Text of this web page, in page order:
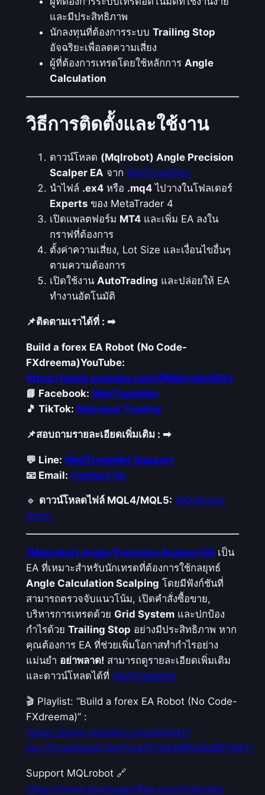
ข้
-
ง
แ
ม่
น
ยำ
ชิ้
และมีประสิทธิภาพ
นักลงทุนที่ต้องการระบบ Trailing Stop
อัจฉริยะเพื่อลดความเสี่ยง
ผู้ที่ต้องการเทรดโดยใช้หลักการ Angle
Calculation
วิธีการติดตั้งและใช้งาน
ดาวน์โหลด (Mqlrobot) Angle Precision
Scalper EA จาก WellTradeNet
นำไฟล์ .ex4หรือ .mq4ไปวางในโฟลเดอร์
Expertsของ MetaTrader 4
เปิดแพลตฟอร์ม MT4และเพิ่ม EA ลงใน
กราฟที่ต้องการ
ตั้งค่าความเสี่ยง, Lot Size และเงื่อนไขอื่นๆ
ตามความต้องการ
เปิดใช้งาน AutoTrading และปล่อยให้ EA
ทำงานอัตโนมัติ
📌ติดตามเราได้ที่ : ➡
Build a forex EA Robot (No Code-
FXdreema)YouTube:
https://www.youtube.com/@MqlrobotEAs
📘 Facebook: WellTradeNet
🎵 TikTok: Mqlrobot Trading
📌สอบถามรายละเอียดเพิ่มเติม : ➡
💬 Line: WellTradeNet Support
📧 Email: Contact Us
🔹 ดาวน์โหลดไฟล์ MQL4/MQL5: MQLRobot
Store
(Mqlrobot) Angle Precision Scalper EA เป็น
EA ที่เหมาะสำหรับนักเทรดที่ต้องการใช้กลยุทธ์
Angle Calculation Scalping โดยมีฟังก์ชันที่
สามารถตรวจจับแนวโน้ม, เปิดคำสั่งซื้อขาย,
บริหารการเทรดด้วย Grid Systemและปกป้อง
กำไรด้วย Trailing Stop อย่างมีประสิทธิภาพ หาก
คุณต้องการ EA ที่ช่วยเพิ่มโอกาสทำกำไรอย่าง
แม่นยำ อย่าพลาด! สามารถดูรายละเอียดเพิ่มเติม
และดาวน์โหลดได้ที่ WellTradeNet
🎬 Playlist: “Build a forex EA Robot (No Code-
FXdreema)” :
https://www.youtube.com/playlist?
list=PL1goNqgQrQsFCqAPCVQg5RfuMzBE7bGY-
Support MQLrobot 🔗
https://www.buymeacoffee.com/mqlrobot